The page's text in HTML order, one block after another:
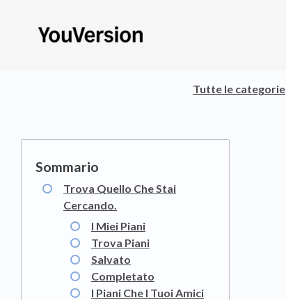
Tutte le categorie
Trova Quello Che Stai
Cercando.
I Miei Piani
Trova Piani
Salvato
Completato
I Piani Che I Tuoi Amici